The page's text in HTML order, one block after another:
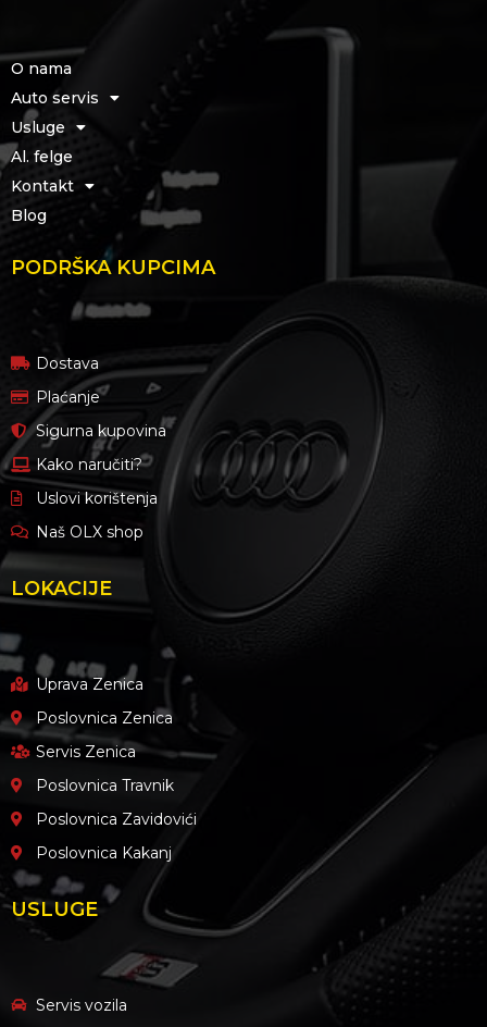
O nama
Auto servis
Usluge
Al. felge
Kontakt
Blog
PODRŠKA KUPCIMA
Dostava
Plaćanje
Sigurna kupovina
Kako naručiti?
Uslovi korištenja
Naš OLX shop
LOKACIJE
Uprava Zenica
Poslovnica Zenica
Servis Zenica
Poslovnica Travnik
Poslovnica Zavidovići
Poslovnica Kakanj
USLUGE
Servis vozila